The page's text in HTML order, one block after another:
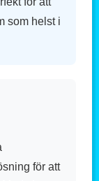
som helst i
för att